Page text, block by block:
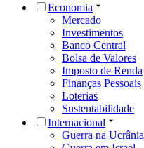
Economia
Mercado
Investimentos
Banco Central
Bolsa de Valores
Imposto de Renda
Finanças Pessoais
Loterias
Sustentabilidade
Internacional
Guerra na Ucrânia